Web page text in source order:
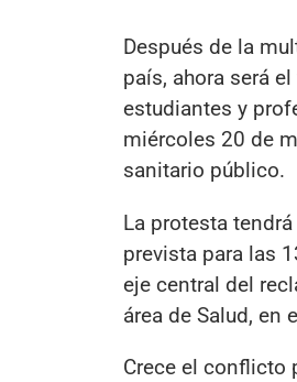
Después de la
país, ahora será
estudiantes y
miércoles 20 de
sanitario público.
La protesta
prevista para las
eje central del
área de Salud,
Crece el conflicto